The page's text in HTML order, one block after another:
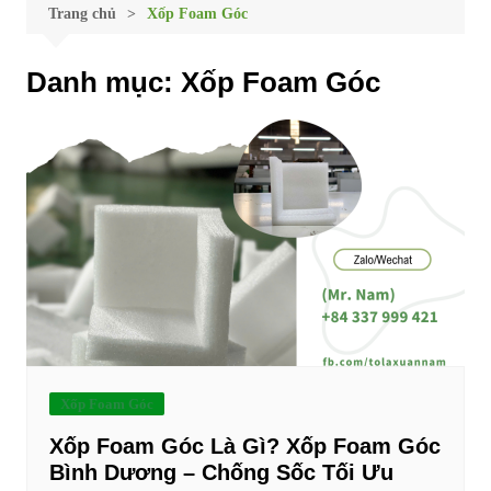
Trang chủ Xốp Foam Góc
Danh mục: Xốp Foam Góc
Xốp Foam Góc
Xốp Foam Góc Là Gì? Xốp Foam Góc
Bình Dương – Chống Sốc Tối Ưu